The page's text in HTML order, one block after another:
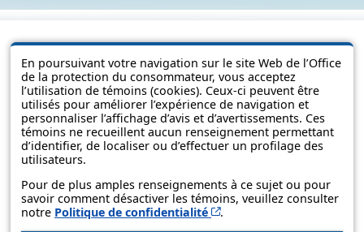
En poursuivant votre navigation sur le site Web de l’Office
de la protection du consommateur, vous acceptez
l’utilisation de témoins (cookies). Ceux-ci peuvent être
utilisés pour améliorer l’expérience de navigation et
personnaliser l’affichage d’avis et d’avertissements. Ces
témoins ne recueillent aucun renseignement permettant
d’identifier, de localiser ou d’effectuer un profilage des
utilisateurs.
Pour de plus amples renseignements à ce sujet ou pour
savoir comment désactiver les témoins, veuillez consulter
notre Politique de confidentialité Cet hyperlien s’ouvrira
.